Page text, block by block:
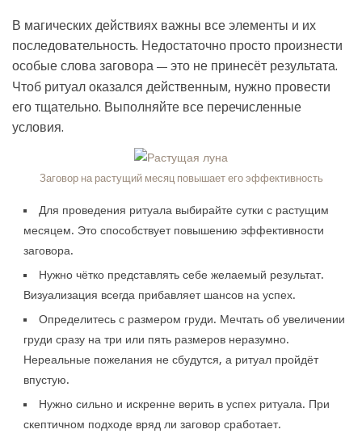
В магических действиях важны все элементы и их
последовательность. Недостаточно просто произнести
особые слова заговора — это не принесёт результата.
Чтоб ритуал оказался действенным, нужно провести
его тщательно. Выполняйте все перечисленные
условия.
Заговор на растущий месяц повышает его эффективность
Для проведения ритуала выбирайте сутки с растущим
месяцем. Это способствует повышению эффективности
заговора.
Нужно чётко представлять себе желаемый результат.
Визуализация всегда прибавляет шансов на успех.
Определитесь с размером груди. Мечтать об увеличении
груди сразу на три или пять размеров неразумно.
Нереальные пожелания не сбудутся, а ритуал пройдёт
впустую.
Нужно сильно и искренне верить в успех ритуала. При
скептичном подходе вряд ли заговор сработает.